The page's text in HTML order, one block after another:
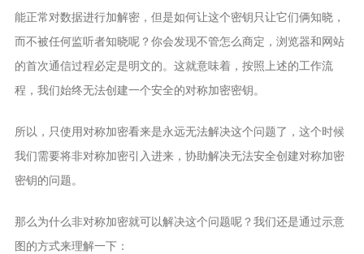
能正常对数据进行加解密，但是如何让这个密钥只让它们俩知晓，
而不被任何监听者知晓呢？你会发现不管怎么商定，浏览器和网站
的首次通信过程必定是明文的。这就意味着，按照上述的工作流
程，我们始终无法创建一个安全的对称加密密钥。
所以，只使用对称加密看来是永远无法解决这个问题了，这个时候
我们需要将非对称加密引入进来，协助解决无法安全创建对称加密
密钥的问题。
那么为什么非对称加密就可以解决这个问题呢？我们还是通过示意
图的方式来理解一下：